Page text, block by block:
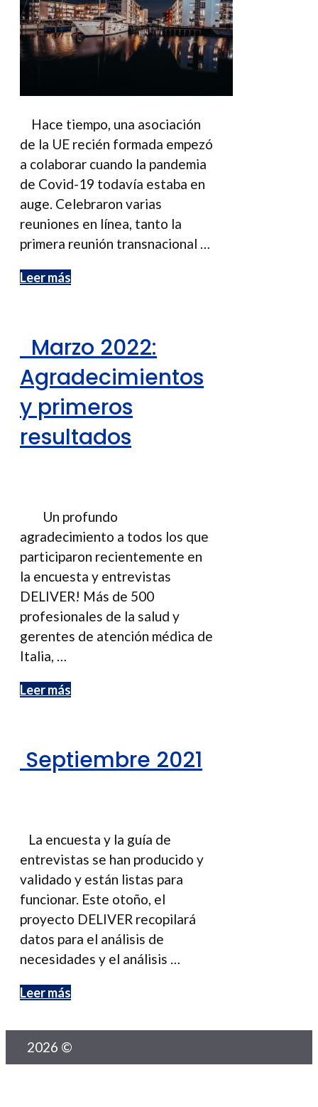
Hace tiempo, una asociación
de la UE recién formada empezó
a colaborar cuando la pandemia
de Covid-19 todavía estaba en
auge. Celebraron varias
reuniones en línea, tanto la
primera reunión transnacional …
Leer más
Marzo 2022:
Agradecimientos
y primeros
resultados
Un profundo
agradecimiento a todos los que
participaron recientemente en
la encuesta y entrevistas
DELIVER! Más de 500
profesionales de la salud y
gerentes de atención médica de
Italia, …
Leer más
Septiembre 2021
La encuesta y la guía de
entrevistas se han producido y
validado y están listas para
funcionar. Este otoño, el
proyecto DELIVER recopilará
datos para el análisis de
necesidades y el análisis …
Leer más
2026 ©